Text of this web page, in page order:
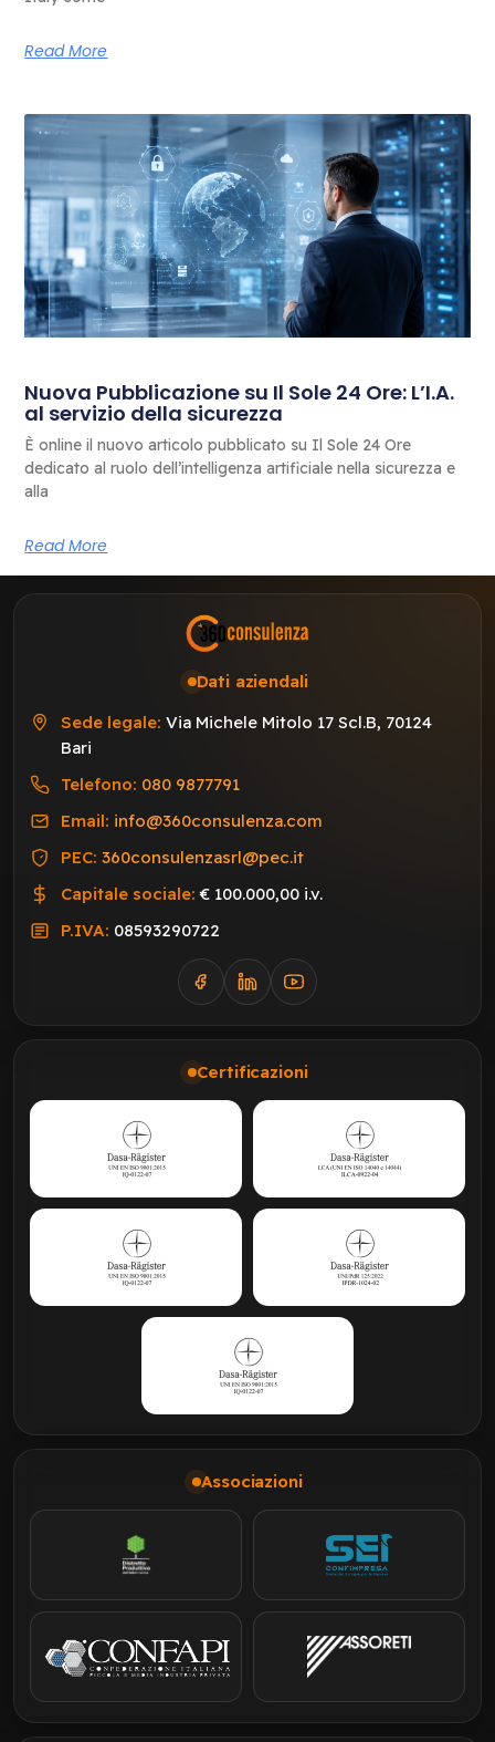
Read More
Nuova Pubblicazione su Il Sole 24 Ore: L’I.A.
al servizio della sicurezza
È online il nuovo articolo pubblicato su Il Sole 24 Ore
dedicato al ruolo dell’intelligenza artificiale nella sicurezza e
alla
Read More
Dati aziendali
Sede legale: Via Michele Mitolo 17 Scl.B, 70124
Bari
Telefono: 080 9877791
Email: info@360consulenza.com
PEC: 360consulenzasrl@pec.it
Capitale sociale: € 100.000,00 i.v.
P.IVA: 08593290722
Certificazioni
Associazioni